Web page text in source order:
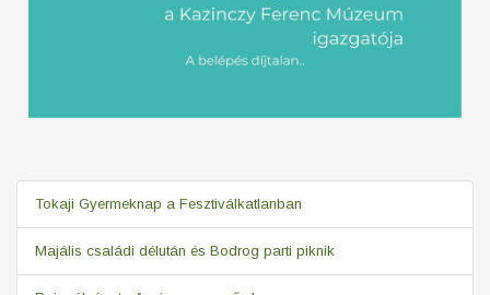
Tokaji Gyermeknap a Fesztiválkatlanban
Majális családi délután és Bodrog parti piknik